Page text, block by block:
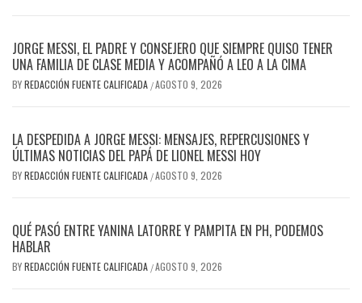
JORGE MESSI, EL PADRE Y CONSEJERO QUE SIEMPRE QUISO TENER
UNA FAMILIA DE CLASE MEDIA Y ACOMPAÑÓ A LEO A LA CIMA
BYREDACCIÓN FUENTE CALIFICADA /AGOSTO 9, 2026
LA DESPEDIDA A JORGE MESSI: MENSAJES, REPERCUSIONES Y
ÚLTIMAS NOTICIAS DEL PAPÁ DE LIONEL MESSI HOY
BYREDACCIÓN FUENTE CALIFICADA /AGOSTO 9, 2026
QUÉ PASÓ ENTRE YANINA LATORRE Y PAMPITA EN PH, PODEMOS
HABLAR
BYREDACCIÓN FUENTE CALIFICADA /AGOSTO 9, 2026